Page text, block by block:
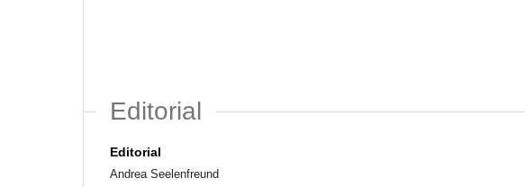
Editorial
Editorial
Andrea Seelenfreund